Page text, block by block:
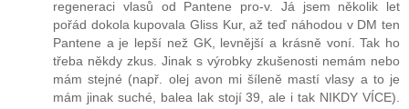
regeneraci vlasů od Pantene pro-v. Já jsem několik let
pořád dokola kupovala Gliss Kur, až teď náhodou v DM ten
Pantene a je lepší než GK, levnější a krásně voní. Tak ho
třeba někdy zkus. Jinak s výrobky zkušenosti nemám nebo
mám stejné (např. olej avon mi šíleně mastí vlasy a to je
mám jinak suché, balea lak stojí 39, ale i tak NIKDY VÍCE).